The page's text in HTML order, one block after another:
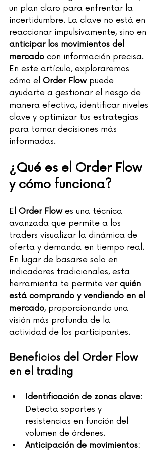
un plan claro para enfrentar la
incertidumbre. La clave no está en
reaccionar impulsivamente, sino en
anticipar los movimientos del
mercado con información precisa.
En este artículo, exploraremos
cómo el Order Flow puede
ayudarte a gestionar el riesgo de
manera efectiva, identificar niveles
clave y optimizar tus estrategias
para tomar decisiones más
informadas.
¿Qué es el Order Flow
y cómo funciona?
El Order Flow es una técnica
avanzada que permite a los
traders visualizar la dinámica de
oferta y demanda en tiempo real.
En lugar de basarse solo en
indicadores tradicionales, esta
herramienta te permite ver quién
está comprando y vendiendo en el
mercado, proporcionando una
visión más profunda de la
actividad de los participantes.
Beneficios del Order Flow
en el trading
Identificación de zonas clave:
Detecta soportes y
resistencias en función del
volumen de órdenes.
Anticipación de movimientos: